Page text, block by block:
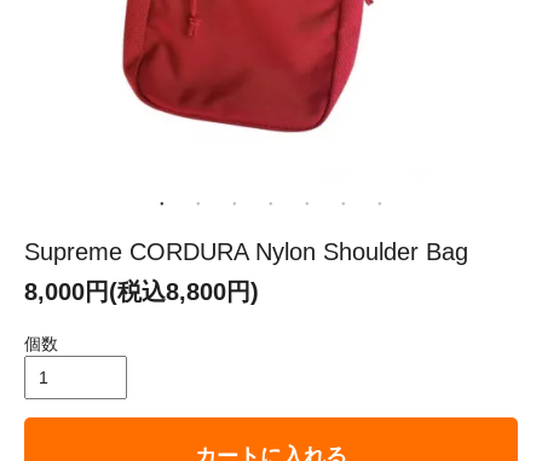
Supreme CORDURA Nylon Shoulder Bag
8,000円(税込8,800円)
個数
カートに入れる